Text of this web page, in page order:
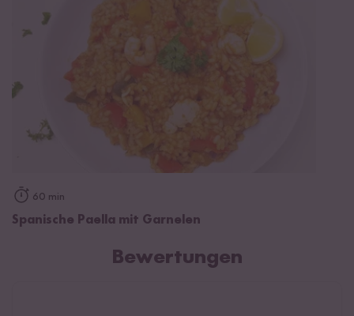
60 min
Spanische Paella mit Garnelen
Bewertungen